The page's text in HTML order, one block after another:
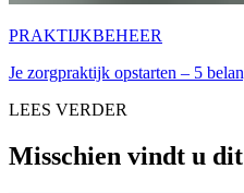
PRAKTIJKBEHEER
Je zorgpraktijk opstarten – 5
LEES VERDER
Misschien vindt u